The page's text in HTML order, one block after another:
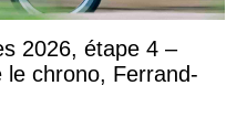
2026, étape 4 –
le chrono, Ferrand-